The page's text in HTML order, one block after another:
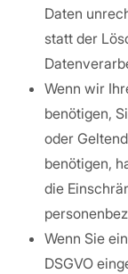
Daten
statt der
Wenn wir
benötigen,
oder
benötigen,
die
Wenn Sie
DSGVO